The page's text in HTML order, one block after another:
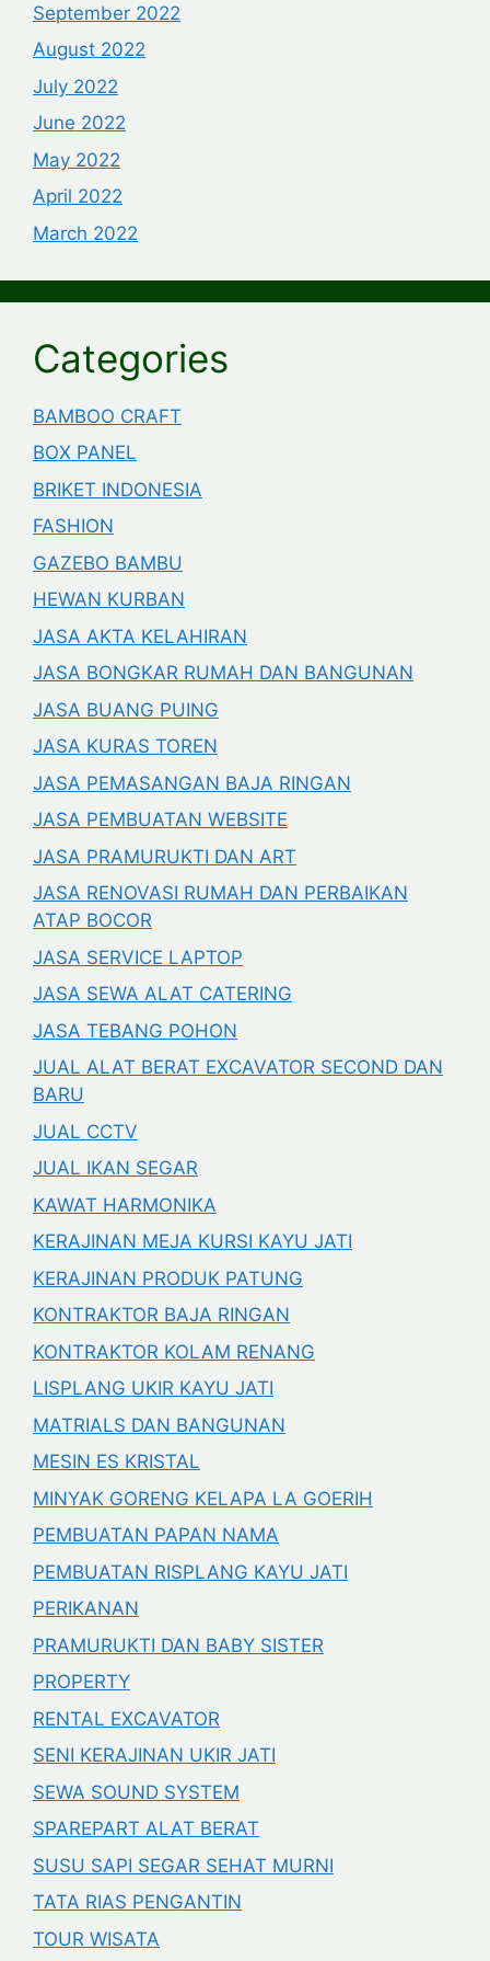
September 2022
August 2022
July 2022
June 2022
May 2022
April 2022
March 2022
Categories
BAMBOO CRAFT
BOX PANEL
BRIKET INDONESIA
FASHION
GAZEBO BAMBU
HEWAN KURBAN
JASA AKTA KELAHIRAN
JASA BONGKAR RUMAH DAN BANGUNAN
JASA BUANG PUING
JASA KURAS TOREN
JASA PEMASANGAN BAJA RINGAN
JASA PEMBUATAN WEBSITE
JASA PRAMURUKTI DAN ART
JASA RENOVASI RUMAH DAN PERBAIKAN
ATAP BOCOR
JASA SERVICE LAPTOP
JASA SEWA ALAT CATERING
JASA TEBANG POHON
JUAL ALAT BERAT EXCAVATOR SECOND DAN
BARU
JUAL CCTV
JUAL IKAN SEGAR
KAWAT HARMONIKA
KERAJINAN MEJA KURSI KAYU JATI
KERAJINAN PRODUK PATUNG
KONTRAKTOR BAJA RINGAN
KONTRAKTOR KOLAM RENANG
LISPLANG UKIR KAYU JATI
MATRIALS DAN BANGUNAN
MESIN ES KRISTAL
MINYAK GORENG KELAPA LA GOERIH
PEMBUATAN PAPAN NAMA
PEMBUATAN RISPLANG KAYU JATI
PERIKANAN
PRAMURUKTI DAN BABY SISTER
PROPERTY
RENTAL EXCAVATOR
SENI KERAJINAN UKIR JATI
SEWA SOUND SYSTEM
SPAREPART ALAT BERAT
SUSU SAPI SEGAR SEHAT MURNI
TATA RIAS PENGANTIN
TOUR WISATA